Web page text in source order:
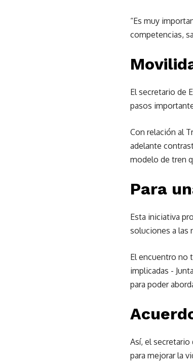
“Es muy
competencias,
El secretario de
pasos
Con relación al
adelante
modelo de tren
Para
Esta iniciativa
soluciones a las
El encuentro no
implicadas ­-
para poder
Así, el secretario
para mejorar la